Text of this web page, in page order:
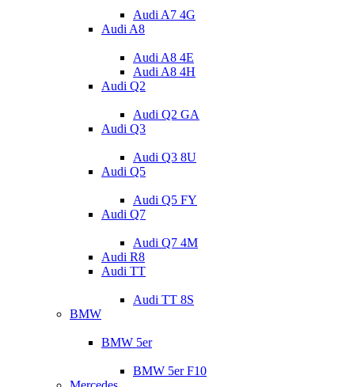
Audi A7 4G
Audi A8
Audi A8 4E
Audi A8 4H
Audi Q2
Audi Q2 GA
Audi Q3
Audi Q3 8U
Audi Q5
Audi Q5 FY
Audi Q7
Audi Q7 4M
Audi R8
Audi TT
Audi TT 8S
BMW
BMW 5er
BMW 5er F10